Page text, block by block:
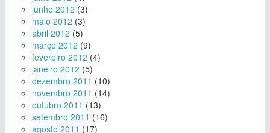
junho 2012 (3)
maio 2012 (3)
abril 2012 (5)
março 2012 (9)
fevereiro 2012 (4)
janeiro 2012 (5)
dezembro 2011 (10)
novembro 2011 (14)
outubro 2011 (13)
setembro 2011 (16)
agosto 2011 (17)